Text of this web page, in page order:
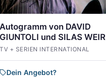
Autogramm von DAVID
GIUNTOLI und SILAS WEIR
MITCHELL aus GRIMM
TV + SERIEN INTERNATIONAL
Dein Angebot?